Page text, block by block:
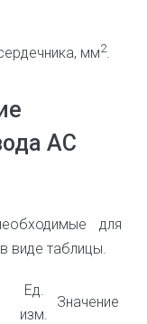
мм2.
АС
для
виде таблицы.
Ед.
изм.
Значение